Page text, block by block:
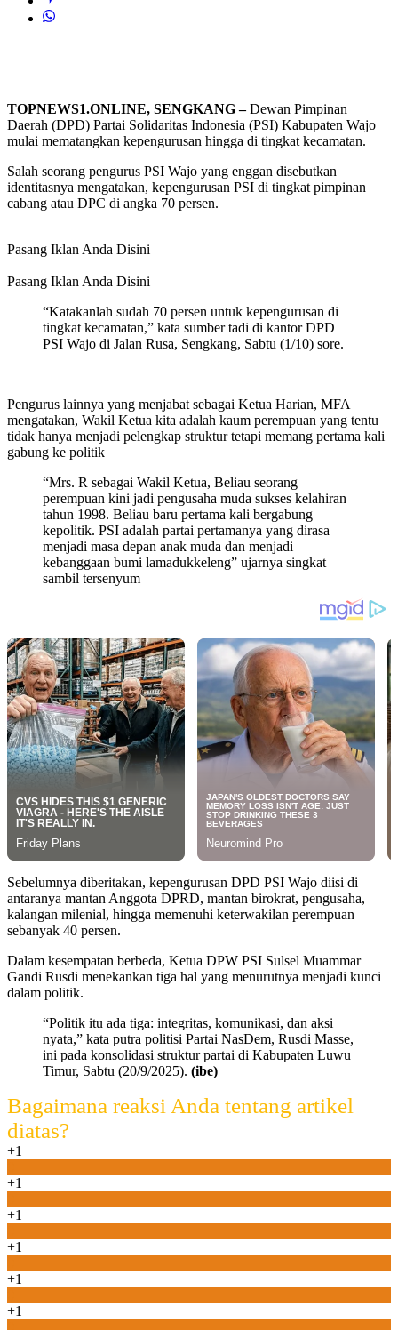
TOPNEWS1.ONLINE, SENGKANG –Dewan Pimpinan
Daerah (DPD) Partai Solidaritas Indonesia (PSI) Kabupaten Wajo
mulai mematangkan kepengurusan hingga di tingkat kecamatan.
Salah seorang pengurus PSI Wajo yang enggan disebutkan
identitasnya mengatakan, kepengurusan PSI di tingkat pimpinan
cabang atau DPC di angka 70 persen.
Pasang Iklan Anda Disini
Pasang Iklan Anda Disini
“Katakanlah sudah 70 persen untuk kepengurusan di
tingkat kecamatan,” kata sumber tadi di kantor DPD
PSI Wajo di Jalan Rusa, Sengkang, Sabtu (1/10) sore.
Pengurus lainnya yang menjabat sebagai Ketua Harian, MFA
mengatakan, Wakil Ketua kita adalah kaum perempuan yang tentu
tidak hanya menjadi pelengkap struktur tetapi memang pertama kali
gabung ke politik
“Mrs. R sebagai Wakil Ketua, Beliau seorang
perempuan kini jadi pengusaha muda sukses kelahiran
tahun 1998. Beliau baru pertama kali bergabung
kepolitik. PSI adalah partai pertamanya yang dirasa
menjadi masa depan anak muda dan menjadi
kebanggaan bumi lamadukkeleng” ujarnya singkat
sambil tersenyum
Sebelumnya diberitakan, kepengurusan DPD PSI Wajo diisi di
antaranya mantan Anggota DPRD, mantan birokrat, pengusaha,
kalangan milenial, hingga memenuhi keterwakilan perempuan
sebanyak 40 persen.
Dalam kesempatan berbeda, Ketua DPW PSI Sulsel Muammar
Gandi Rusdi menekankan tiga hal yang menurutnya menjadi kunci
dalam politik.
“Politik itu ada tiga: integritas, komunikasi, dan aksi
nyata,” kata putra politisi Partai NasDem, Rusdi Masse,
ini pada konsolidasi struktur partai di Kabupaten Luwu
Timur, Sabtu (20/9/2025). (ibe)
Bagaimana reaksi Anda tentang artikel
diatas?
+1
+1
+1
+1
+1
+1